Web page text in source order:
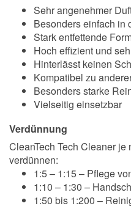
Sehr angenehmer
Besonders einfach in
Stark entfettende
Hoch effizient und
Hinterlässt keinen
Kompatibel zu
Besonders starke
Vielseitig einsetzbar
Verdünnung
CleanTech Tech Cleaner
verdünnen:
1:5 – 1:15 – Pflege
1:10 – 1:30 –
1:50 bis 1:200 –